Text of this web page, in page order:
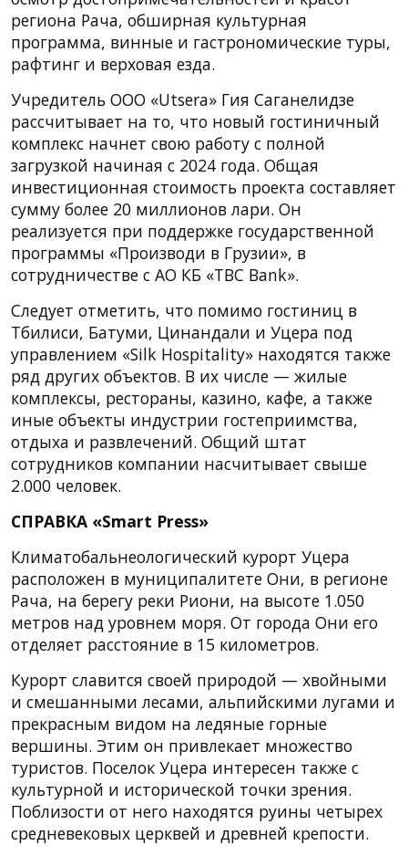
региона Рача, обширная культурная
программа, винные и гастрономические туры,
рафтинг и верховая езда.
Учредитель ООО «Utsera» Гия Саганелидзе
рассчитывает на то, что новый гостиничный
комплекс начнет свою работу с полной
загрузкой начиная с 2024 года. Общая
инвестиционная стоимость проекта составляет
сумму более 20 миллионов лари. Он
реализуется при поддержке государственной
программы «Производи в Грузии», в
сотрудничестве с АО КБ «TBC Bank».
Следует отметить, что помимо гостиниц в
Тбилиси, Батуми, Цинандали и Уцера под
управлением «Silk Hospitality» находятся также
ряд других объектов. В их числе — жилые
комплексы, рестораны, казино, кафе, а также
иные объекты индустрии гостеприимства,
отдыха и развлечений. Общий штат
сотрудников компании насчитывает свыше
2.000 человек.
СПРАВКА «Smart Press»
Климатобальнеологический курорт Уцера
расположен в муниципалитете Они, в регионе
Рача, на берегу реки Риони, на высоте 1.050
метров над уровнем моря. От города Они его
отделяет расстояние в 15 километров.
Курорт славится своей природой — хвойными
и смешанными лесами, альпийскими лугами и
прекрасным видом на ледяные горные
вершины. Этим он привлекает множество
туристов. Поселок Уцера интересен также с
культурной и исторической точки зрения.
Поблизости от него находятся руины четырех
средневековых церквей и древней крепости.